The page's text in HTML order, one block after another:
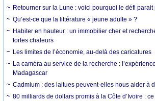
Retourner sur la Lune : voici pourquoi le défi parait
Qu’est-ce que la littérature « jeune adulte » ?
Habiter en hauteur : un immobilier cher et
fortes chaleurs
Les limites de l’économie, au-delà des caricatures
La caméra au service de la recherche :
Madagascar
Cadmium : des laitues peuvent-elles nous aider à
80 milliards de dollars promis à la Côte d’Ivoire :